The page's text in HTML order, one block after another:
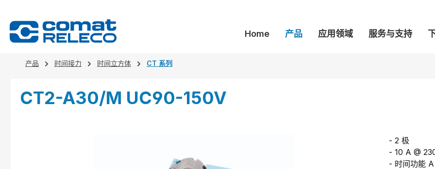
Home 产品 应用领域 服务与支持
产品 时间接力 时间立方体 CT 系列
CT2-A30/M UC90-150V
- 2 极
- 10 A @
- 时间功能 A